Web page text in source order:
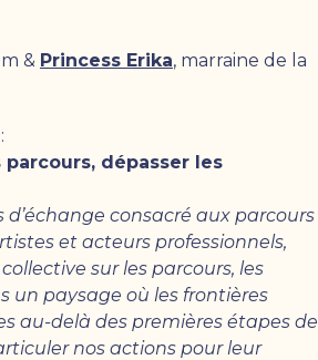
& Princess Erika, marraine de la
dépasser les
d’échange consacré aux parcours
et acteurs professionnels,
sur les parcours, les
un paysage où les frontières
au-delà des premières étapes de
nos actions pour leur